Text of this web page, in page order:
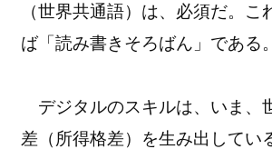
（世界共通語）は、必須だ。こ
ば「読み書きそろばん」である。
デジタルのスキルは、いま、
差（所得格差）を生み出してい